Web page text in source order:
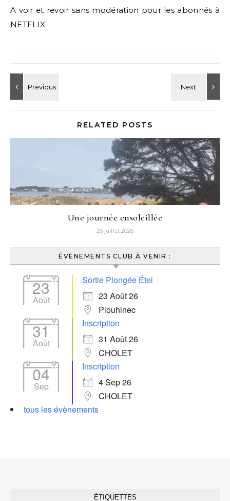
A voir et revoir sans modération pour les abonnés à
NETFLIX
RELATED POSTS
Une journée ensoleillée
26 juillet 2026
ÉVÈNEMENTS CLUB À VENIR :
23
Août
Sortie Plongée Étel
23 Août 26
Plouhinec
31
Août
Inscription
31 Août 26
CHOLET
04
Sep
Inscription
4 Sep 26
CHOLET
tous les évènements
ÉTIQUETTES